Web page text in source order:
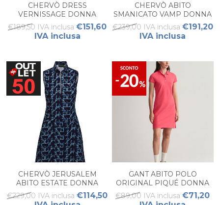
CHERVÒ DRESS
VERNISSAGE DONNA
€189,50 IVA inclusa €151,60
IVA inclusa
CHERVÒ ABITO
SMANICATO VAMP DONNA
€239,00 IVA inclusa €191,20
IVA inclusa
CHERVÒ JERUSALEM
ABITO ESTATE DONNA
€229,00 IVA inclusa €114,50
GANT ABITO POLO
ORIGINAL PIQUÉ DONNA
€89,00 IVA inclusa €71,20